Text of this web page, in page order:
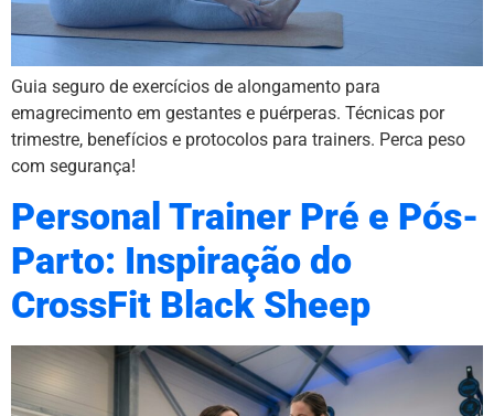
Guia seguro de exercícios de alongamento para
emagrecimento em gestantes e puérperas. Técnicas por
trimestre, benefícios e protocolos para trainers. Perca peso
com segurança!
Personal Trainer Pré e Pós-
Parto: Inspiração do
CrossFit Black Sheep